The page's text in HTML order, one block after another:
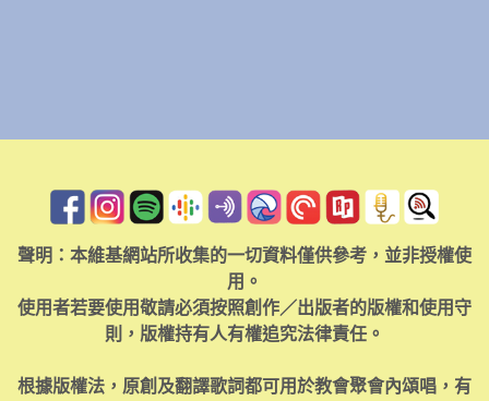
聲明：本維基網站所收集的一切資料僅供參考，並非授權使
用。
使用者若要使用敬請必須按照創作／出版者的版權和使用守
則，版權持有人有權追究法律責任。
根據版權法，原創及翻譯歌詞都可用於教會聚會內頌唱，有